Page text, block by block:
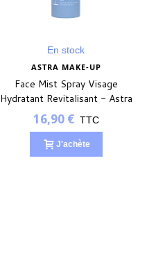
En stock
ASTRA MAKE-UP
Face Mist Spray Visage
Hydratant Revitalisant - Astra
Skin
16,90 € TTC
J'achète